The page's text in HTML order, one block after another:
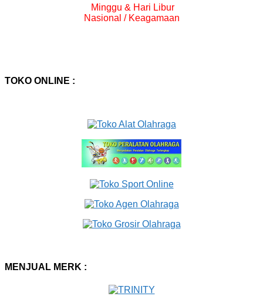
Minggu & Hari Libur
Nasional / Keagamaan
TOKO ONLINE :
MENJUAL MERK :